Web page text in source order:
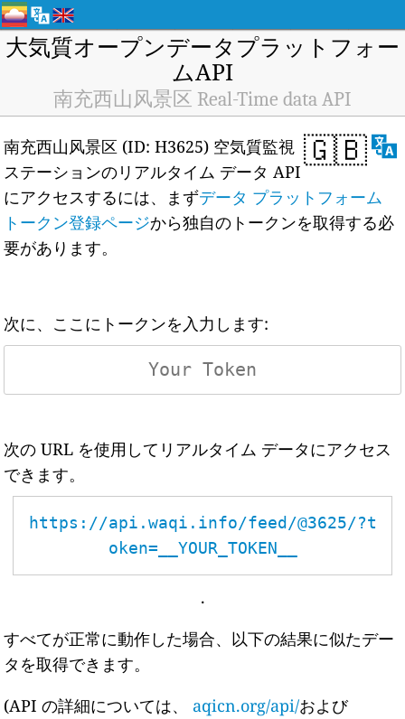
大気質オープンデータプラットフォー
ムAPI
南充西山风景区 Real-Time data API
🇬🇧
南充西山风景区 (ID: H3625) 空気質監視
ステーションのリアルタイム データ API
にアクセスするには、まずデータ プラットフォーム
トークン登録ページから独自のトークンを取得する必
要があります。
次に、ここにトークンを入力します:
次の URL を使用してリアルタイム データにアクセス
できます。
https://api.waqi.info/feed/@3625/?t
oken=__YOUR_TOKEN__
.
すべてが正常に動作した場合、以下の結果に似たデー
タを取得できます。
(API の詳細については、 aqicn.org/api/および